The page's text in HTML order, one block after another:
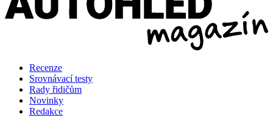
Recenze
Srovnávací testy
Rady řidičům
Novinky
Redakce